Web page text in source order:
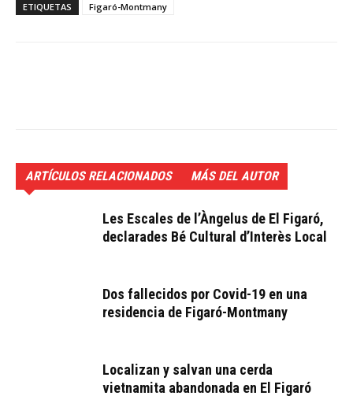
ETIQUETAS Figaró-Montmany
ARTÍCULOS RELACIONADOS MÁS DEL AUTOR
Les Escales de l’Àngelus de El Figaró,
declarades Bé Cultural d’Interès Local
Dos fallecidos por Covid-19 en una
residencia de Figaró-Montmany
Localizan y salvan una cerda
vietnamita abandonada en El Figaró